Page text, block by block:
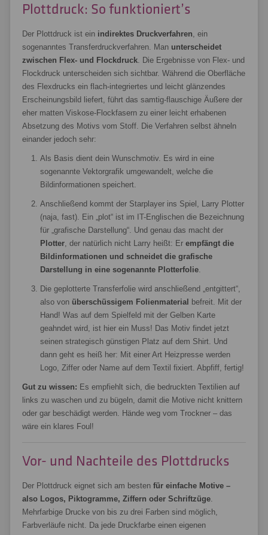
Plottdruck: So funktioniert’s
Der Plottdruck ist ein indirektes Druckverfahren, ein
sogenanntes Transferdruckverfahren. Man unterscheidet
zwischen Flex- und Flockdruck. Die Ergebnisse von Flex- und
Flockdruck unterscheiden sich sichtbar. Während die Oberfläche
des Flexdrucks ein flach-integriertes und leicht glänzendes
Erscheinungsbild liefert, führt das samtig-flauschige Äußere der
eher matten Viskose-Flockfasern zu einer leicht erhabenen
Absetzung des Motivs vom Stoff. Die Verfahren selbst ähneln
einander jedoch sehr:
Als Basis dient dein Wunschmotiv. Es wird in eine
sogenannte Vektorgrafik umgewandelt, welche die
Bildinformationen speichert.
Anschließend kommt der Starplayer ins Spiel, Larry Plotter
(naja, fast). Ein „plot“ ist im IT-Englischen die Bezeichnung
für „grafische Darstellung“. Und genau das macht der
Plotter, der natürlich nicht Larry heißt: Er empfängt die
Bildinformationen und schneidet die grafische
Darstellung in eine sogenannte Plotterfolie.
Die geplotterte Transferfolie wird anschließend „entgittert“,
also von überschüssigem Folienmaterial befreit. Mit der
Hand! Was auf dem Spielfeld mit der Gelben Karte
geahndet wird, ist hier ein Muss! Das Motiv findet jetzt
seinen strategisch günstigen Platz auf dem Shirt. Und
dann geht es heiß her: Mit einer Art Heizpresse werden
Logo, Ziffer oder Name auf dem Textil fixiert. Abpfiff, fertig!
Gut zu wissen: Es empfiehlt sich, die bedruckten Textilien auf
links zu waschen und zu bügeln, damit die Motive nicht knittern
oder gar beschädigt werden. Hände weg vom Trockner – das
wäre ein klares Foul!
Vor- und Nachteile des Plottdrucks
Der Plottdruck eignet sich am besten für einfache Motive –
also Logos, Piktogramme, Ziffern oder Schriftzüge.
Mehrfarbige Drucke von bis zu drei Farben sind möglich,
Farbverläufe nicht. Da jede Druckfarbe einen eigenen